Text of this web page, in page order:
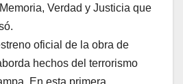
Verdad y Justicia que
oficial de la obra de
hechos del terrorismo